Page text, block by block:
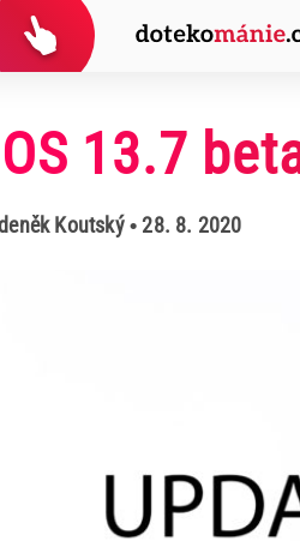
13.7
Koutský• 28. 8. 2020